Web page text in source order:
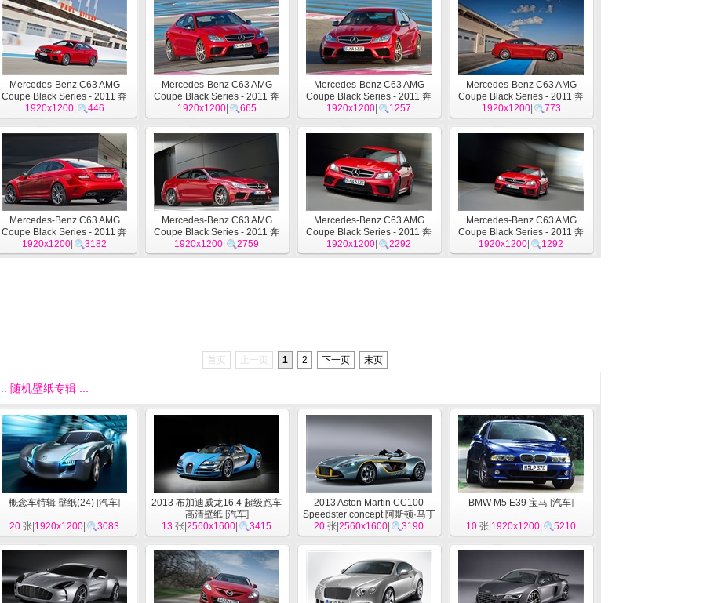
Mercedes-Benz C63 AMG
Coupe Black Series - 2011 奔
驰12
1920x1200| 446
Mercedes-Benz C63 AMG
Coupe Black Series - 2011 奔
驰11
1920x1200| 665
Mercedes-Benz C63 AMG
Coupe Black Series - 2011 奔
驰10
1920x1200 1257
Mercedes-Benz C63 AMG
Coupe Black Series - 2011 奔
驰9
1920x1200| 773
Mercedes-Benz C63 AMG
Coupe Black Series - 2011 奔
驰8
1920x1200 3182
Mercedes-Benz C63 AMG
Coupe Black Series - 2011 奔
驰7
1920x1200 2759
Mercedes-Benz C63 AMG
Coupe Black Series - 2011 奔
驰6
1920x1200 2292
Mercedes-Benz C63 AMG
Coupe Black Series - 2011 奔
驰5
1920x1200 1292
首页 上一页 1 2 下一页 末页
随机壁纸专辑 :::
概念车特辑 壁纸(24) [汽车]
20 张| 1920x1200 3083
2013 布加迪威龙16.4 超级跑车
高清壁纸[汽车]
13 张| 2560x1600 3415
2013 Aston Martin CC100
Speedster concept 阿斯顿·马丁
CC100概念车 高清壁纸[汽车
20 张| 2560x1600 3190
BMW M5 E39 宝马 [汽车]
10 张| 1920x1200 5210